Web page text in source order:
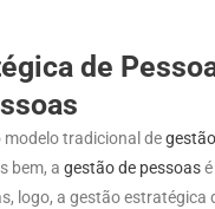
de
modelo tradicional degestão
bem, a gestãode pessoas
logo, a gestão estratégica